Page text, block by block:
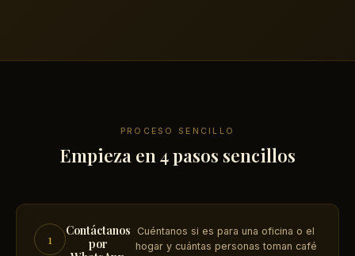
PROCESO SENCILLO
Empieza en 4 pasos sencillos
1
Contáctanos
por
Cuéntanos si es para una oficina o el
hogar y cuántas personas toman café